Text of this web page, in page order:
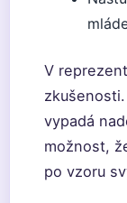
V
vypadá
možnost,
po vzoru